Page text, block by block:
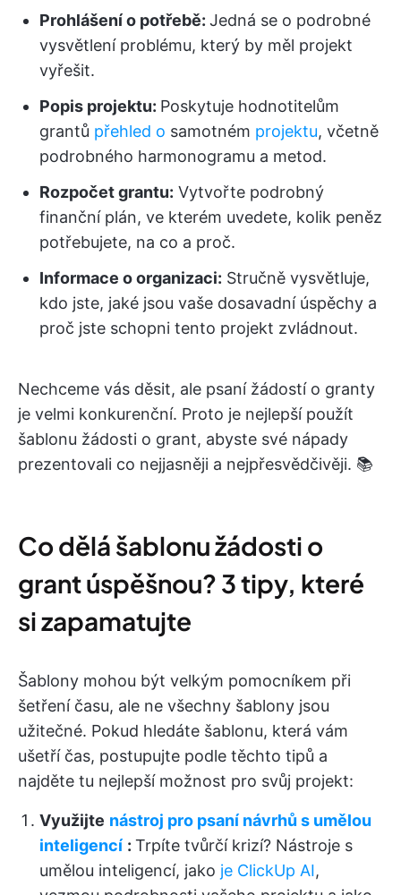
Prohlášení o potřebě: Jedná se o podrobné
vysvětlení problému, který by měl projekt
vyřešit.
Popis projektu: Poskytuje hodnotitelům
grantů přehled o samotném projektu, včetně
podrobného harmonogramu a metod.
Rozpočet grantu: Vytvořte podrobný
finanční plán, ve kterém uvedete, kolik peněz
potřebujete, na co a proč.
Informace o organizaci: Stručně vysvětluje,
kdo jste, jaké jsou vaše dosavadní úspěchy a
proč jste schopni tento projekt zvládnout.
Nechceme vás děsit, ale psaní žádostí o granty
je velmi konkurenční. Proto je nejlepší použít
šablonu žádosti o grant, abyste své nápady
prezentovali co nejjasněji a nejpřesvědčivěji. 📚
Co dělá šablonu žádosti o
grant úspěšnou? 3 tipy, které
si zapamatujte
Šablony mohou být velkým pomocníkem při
šetření času, ale ne všechny šablony jsou
užitečné. Pokud hledáte šablonu, která vám
ušetří čas, postupujte podle těchto tipů a
najděte tu nejlepší možnost pro svůj projekt:
Využijte nástroj pro psaní návrhů s umělou
inteligencí : Trpíte tvůrčí krizí? Nástroje s
umělou inteligencí, jako je ClickUp AI,